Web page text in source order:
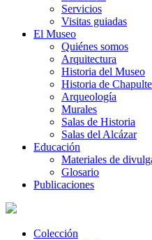
Servicios
Visitas guiadas
El Museo
Quiénes somos
Arquitectura
Historia del Museo
Historia de
Arqueología
Murales
Salas de Historia
Salas del Alcázar
Educación
Materiales de
Glosario
Publicaciones
Colección